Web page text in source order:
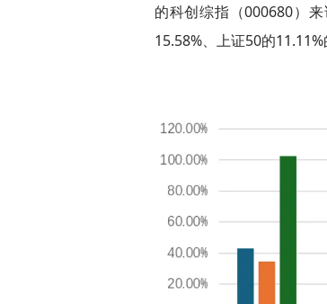
的科创综指（000680）
15.58%、上证50的